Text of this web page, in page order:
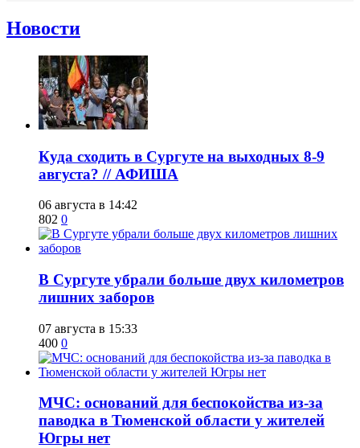
Новости
​Куда сходить в Сургуте на выходных 8-9
августа? // АФИША
06 августа в 14:42
802 0
​В Сургуте убрали больше двух километров
лишних заборов
07 августа в 15:33
400 0
​МЧС: оснований для беспокойства из-за
паводка в Тюменской области у жителей
Югры нет